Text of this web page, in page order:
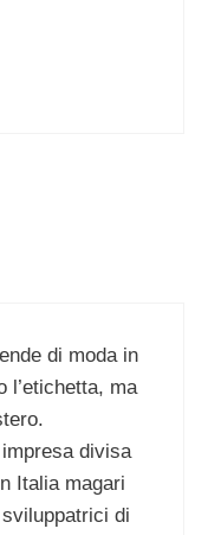
di moda in
l’etichetta, ma
divisa
Italia magari
di